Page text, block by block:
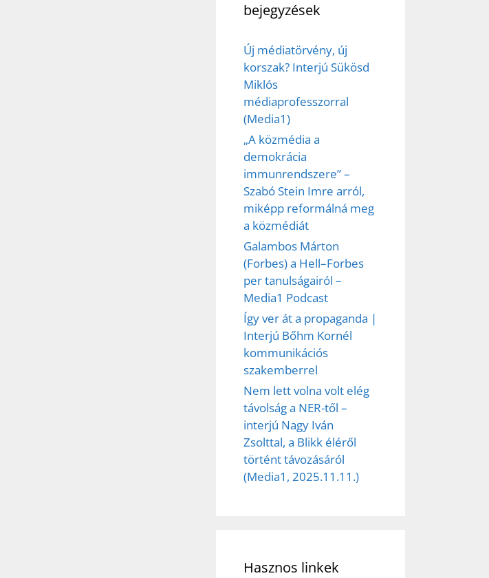
bejegyzések
Új médiatörvény, új
korszak? Interjú Sükösd
Miklós
médiaprofesszorral
(Media1)
„A közmédia a
demokrácia
immunrendszere” –
Szabó Stein Imre arról,
miképp reformálná meg
a közmédiát
Galambos Márton
(Forbes) a Hell–Forbes
per tanulságairól –
Media1 Podcast
Így ver át a propaganda |
Interjú Bőhm Kornél
kommunikációs
szakemberrel
Nem lett volna volt elég
távolság a NER-től –
interjú Nagy Iván
Zsolttal, a Blikk éléről
történt távozásáról
(Media1, 2025.11.11.)
Hasznos linkek